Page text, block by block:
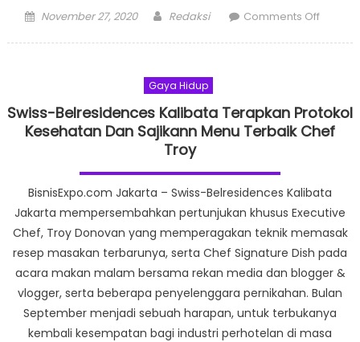
Posted
November 27, 2020 Author
Redaksi Comments Offon
CHSE
Gaya Hidup
Swiss-Belresidences Kalibata Terapkan Protokol
Kesehatan Dan Sajikann Menu Terbaik Chef
Troy
BisnisExpo.com Jakarta – Swiss-Belresidences Kalibata
Jakarta mempersembahkan pertunjukan khusus Executive
Chef, Troy Donovan yang memperagakan teknik memasak
resep masakan terbarunya, serta Chef Signature Dish pada
acara makan malam bersama rekan media dan blogger &
vlogger, serta beberapa penyelenggara pernikahan. Bulan
September menjadi sebuah harapan, untuk terbukanya
kembali kesempatan bagi industri perhotelan di masa